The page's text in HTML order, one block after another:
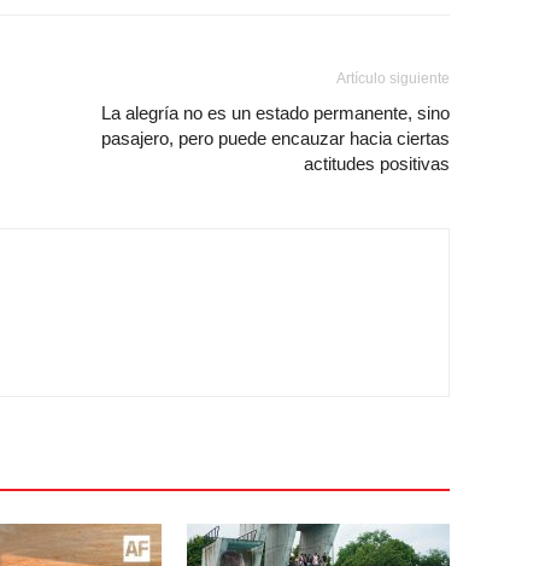
Artículo siguiente
La alegría no es un estado permanente, sino
pasajero, pero puede encauzar hacia ciertas
actitudes positivas